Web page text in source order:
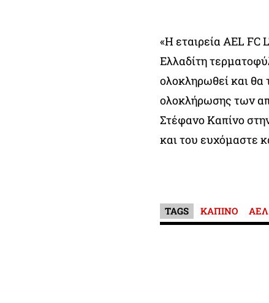
«Η εταιρεία AEL
Ελλαδίτη
ολοκληρωθεί και θα
ολοκλήρωσης των
Στέφανο Καπίνο
και του ευχόμαστε
TAGS ΚΑΠΙΝΟ